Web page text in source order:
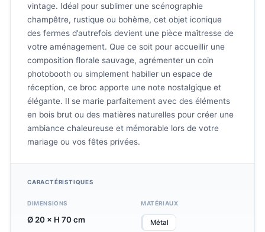
vintage. Idéal pour sublimer une scénographie
champêtre, rustique ou bohème, cet objet iconique
des fermes d’autrefois devient une pièce maîtresse de
votre aménagement. Que ce soit pour accueillir une
composition florale sauvage, agrémenter un coin
photobooth ou simplement habiller un espace de
réception, ce broc apporte une note nostalgique et
élégante. Il se marie parfaitement avec des éléments
en bois brut ou des matières naturelles pour créer une
ambiance chaleureuse et mémorable lors de votre
mariage ou vos fêtes privées.
CARACTÉRISTIQUES
DIMENSIONS
Ø 20 × H 70 cm
MATÉRIAUX
Métal